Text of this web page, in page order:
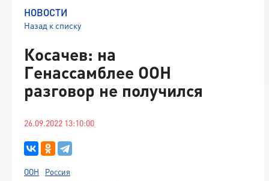
НОВОСТИ
Назад к списку
Косачев: на
Генассамблее ООН
разговор не получился
26.09.2022 13:10:00
ООН
Россия